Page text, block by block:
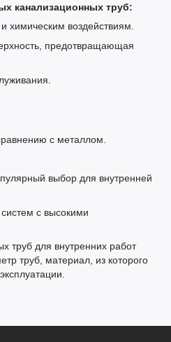
канализационных труб:
химическим воздействиям.
предотвращающая
с металлом.
выбор для внутренней
с высокими
труб для внутренних работ
труб, материал, из которого